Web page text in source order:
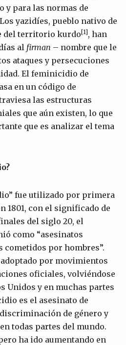
y para las normas de
yazidíes, pueblo nativo de
del territorio kurdo[1], han
al firman – nombre que le
ataques y persecuciones
El feminicidio de
en un código de
las estructuras
que aún existen, lo que
que es analizar el tema
fue utilizado por primera
1801, con el significado de
del siglo 20, el
como “asesinatos
cometidos por hombres”.
por movimientos
oficiales, volviéndose
Unidos y en muchas partes
es el asesinato de
de género y
todas partes del mundo.
ha ido aumentando en